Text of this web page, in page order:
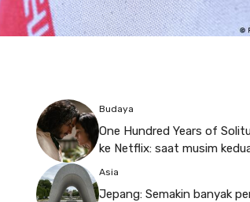
Budaya
One Hundred Years of
ke Netflix: saat musim
Asia
Jepang: Semakin banyak